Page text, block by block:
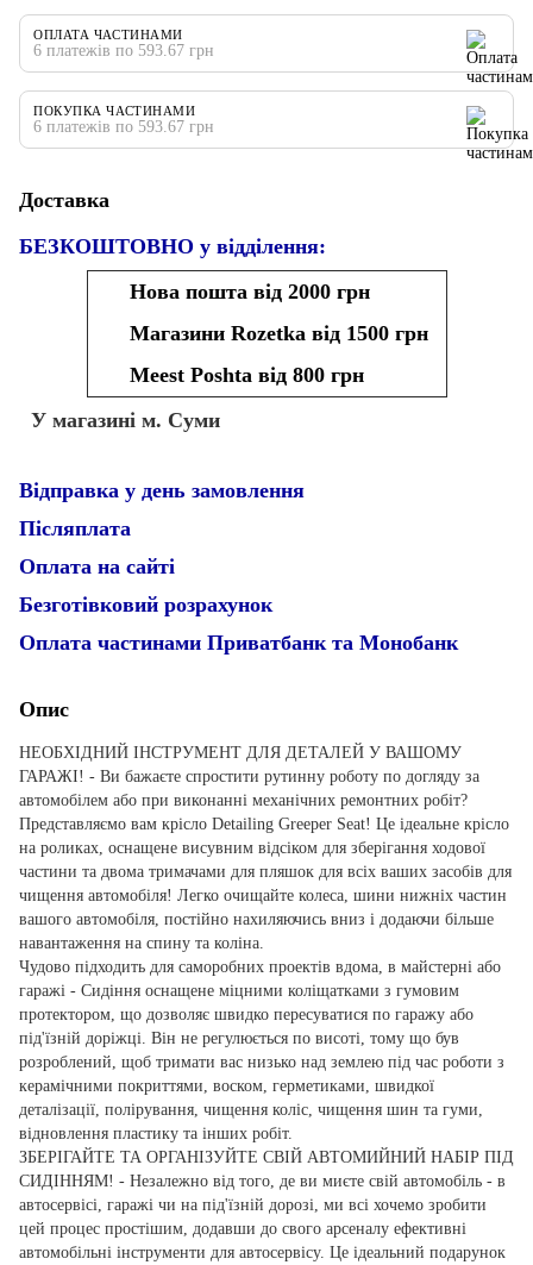
ОПЛАТА ЧАСТИНАМИ
6 платежів по 593.67 грн
ПОКУПКА ЧАСТИНАМИ
6 платежів по 593.67 грн
Доставка
БЕЗКОШТОВНО у відділення:
Нова пошта від 2000 грн
Магазини Rozetka від 1500 грн
Meest Poshta від 800 грн
У магазині м. Суми
Відправка у день замовлення
Післяплата
Оплата на сайті
Безготівковий розрахунок
Оплата частинами Приватбанк та Монобанк
Опис
НЕОБХІДНИЙ ІНСТРУМЕНТ ДЛЯ ДЕТАЛЕЙ У ВАШОМУ
ГАРАЖІ! - Ви бажаєте спростити рутинну роботу по догляду за
автомобілем або при виконанні механічних ремонтних робіт?
Представляємо вам крісло Detailing Greeper Seat! Це ідеальне крісло
на роликах, оснащене висувним відсіком для зберігання ходової
частини та двома тримачами для пляшок для всіх ваших засобів для
чищення автомобіля! Легко очищайте колеса, шини нижніх частин
вашого автомобіля, постійно нахиляючись вниз і додаючи більше
навантаження на спину та коліна.
Чудово підходить для саморобних проектів вдома, в майстерні або
гаражі - Сидіння оснащене міцними коліщатками з гумовим
протектором, що дозволяє швидко пересуватися по гаражу або
під'їзній доріжці. Він не регулюється по висоті, тому що був
розроблений, щоб тримати вас низько над землею під час роботи з
керамічними покриттями, воском, герметиками, швидкої
деталізації, полірування, чищення коліс, чищення шин та гуми,
відновлення пластику та інших робіт.
ЗБЕРІГАЙТЕ ТА ОРГАНІЗУЙТЕ СВІЙ АВТОМИЙНИЙ НАБІР ПІД
СИДІННЯМ! - Незалежно від того, де ви миєте свій автомобіль - в
автосервісі, гаражі чи на під'їзній дорозі, ми всі хочемо зробити
цей процес простішим, додавши до свого арсеналу ефективні
автомобільні інструменти для автосервісу. Це ідеальний подарунок